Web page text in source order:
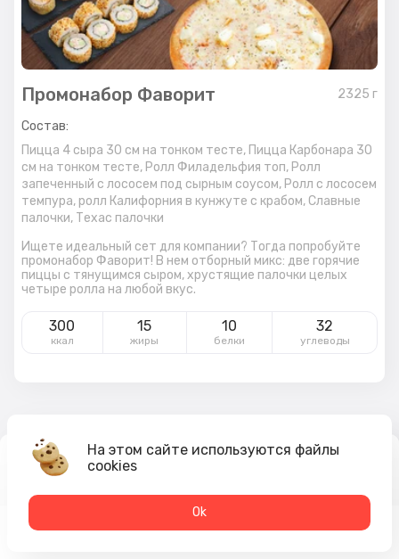
Промонабор Фаворит 2325 г
Состав:
Пицца 4 сыра 30 см на тонком тесте, Пицца Карбонара 30
см на тонком тесте, Ролл Филадельфия топ, Ролл
запеченный с лососем под сырным соусом, Ролл с лососем
темпура, ролл Калифорния в кунжуте с крабом, Славные
палочки, Техас палочки
Ищете идеальный сет для компании? Тогда попробуйте
промонабор Фаворит! В нем отборный микс: две горячие
пиццы с тянущимся сыром, хрустящие палочки целых
четыре ролла на любой вкус.
300
ккал
15
жиры
10
белки
32
углеводы
2 789₽
4 555 ₽
На этом сайте используются файлы
cookies
Оk